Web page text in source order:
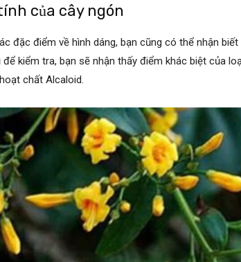
của cây ngón
đặc điểm về hình dáng, bạn cũng có thể nhận biết
để kiểm tra, bạn sẽ nhận thấy điểm khác biệt của
chất Alcaloid.